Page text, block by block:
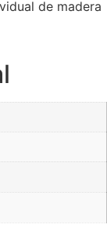
de madera